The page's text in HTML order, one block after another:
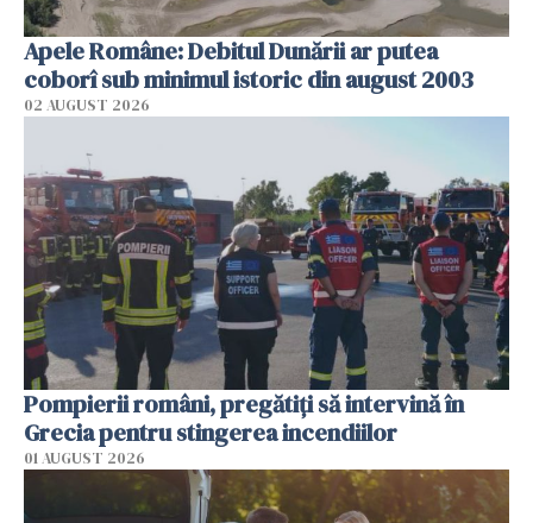
Apele Române: Debitul Dunării ar putea
coborî sub minimul istoric din august 2003
02 AUGUST 2026
Pompierii români, pregătiţi să intervină în
Grecia pentru stingerea incendiilor
01 AUGUST 2026